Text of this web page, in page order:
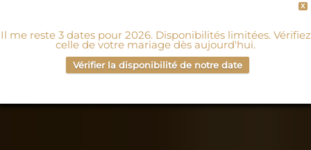
X
Il me reste 3 dates pour 2026. Disponibilités limitées. Vérifiez
celle de votre mariage dès aujourd'hui.
Vérifier la disponibilité de notre date